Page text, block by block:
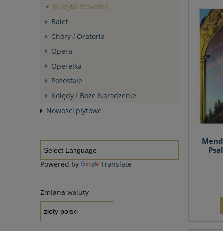
Muzyka Wokalna
Balet
Chóry / Oratoria
Opera
Operetka
Pozostałe
Kolędy / Boże Narodzenie
Nowości płytowe
Powered by Translate
Zmiana waluty